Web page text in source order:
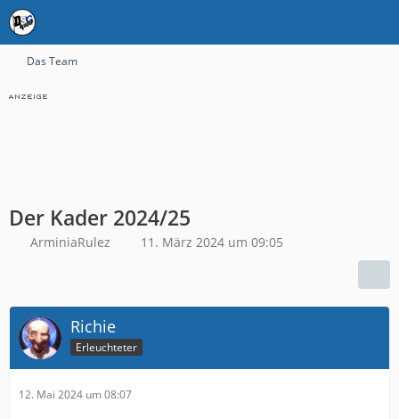
Das Team
Der Kader 2024/25
ArminiaRulez 11. März 2024 um 09:05
Richie
Erleuchteter
12. Mai 2024 um 08:07